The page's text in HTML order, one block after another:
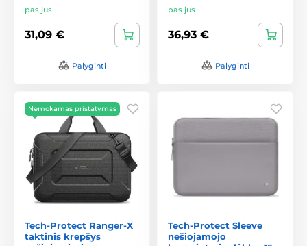
pas jus
31,09 €
Palyginti
pas jus
36,93 €
Palyginti
Nemokamas pristatymas
Tech-Protect Ranger-X
taktinis krepšys
Tech-Protect Sleeve
nešiojamojo